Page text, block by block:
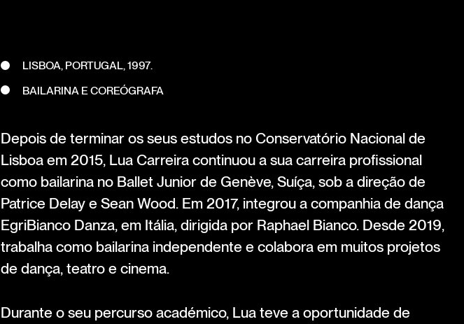
LISBOA, PORTUGAL, 1997.
BAILARINA E COREÓGRAFA
Depois de terminar os seus estudos no Conservatório Nacional de
Lisboa em 2015, Lua Carreira continuou a sua carreira profissional
como bailarina no Ballet Junior de Genève, Suíça, sob a direção de
Patrice Delay e Sean Wood. Em 2017, integrou a companhia de dança
EgriBianco Danza, em Itália, dirigida por Raphael Bianco. Desde 2019,
trabalha como bailarina independente e colabora em muitos projetos
de dança, teatro e cinema.
Durante o seu percurso académico, Lua teve a oportunidade de